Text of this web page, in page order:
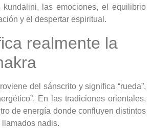
las emociones, el equilibrio
y el despertar espiritual.
realmente la
del sánscrito y significa “rueda”,
En las tradiciones orientales,
de energía donde confluyen distintos
nadis.